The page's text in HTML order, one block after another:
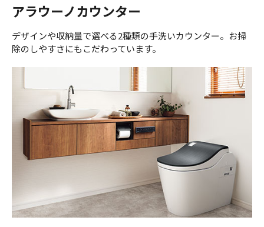
アラウーノカウンター
デザインや収納量で選べる2種類の手洗いカウンター。お掃
除のしやすさにもこだわっています。